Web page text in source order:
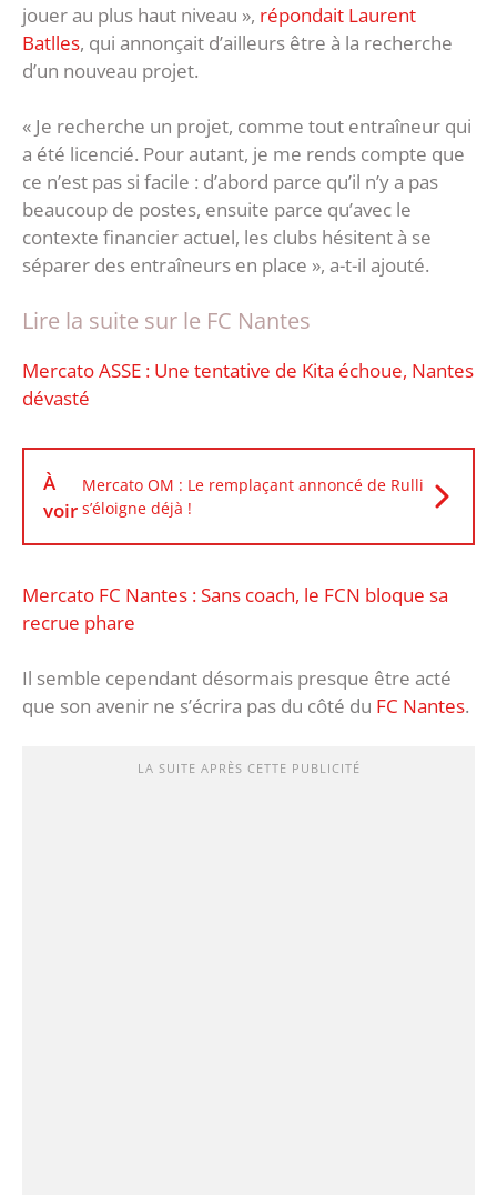
jouer au plus haut niveau », répondait Laurent
Batlles, qui annonçait d’ailleurs être à la recherche
d’un nouveau projet.
« Je recherche un projet, comme tout entraîneur qui
a été licencié. Pour autant, je me rends compte que
ce n’est pas si facile : d’abord parce qu’il n’y a pas
beaucoup de postes, ensuite parce qu’avec le
contexte financier actuel, les clubs hésitent à se
séparer des entraîneurs en place », a-t-il ajouté.
Lire la suite sur le FC Nantes
Mercato ASSE : Une tentative de Kita échoue, Nantes
dévasté
À
voir
Mercato OM : Le remplaçant annoncé de Rulli
s’éloigne déjà !
Mercato FC Nantes : Sans coach, le FCN bloque sa
recrue phare
Il semble cependant désormais presque être acté
que son avenir ne s’écrira pas du côté du FC Nantes.
LA SUITE APRÈS CETTE PUBLICITÉ